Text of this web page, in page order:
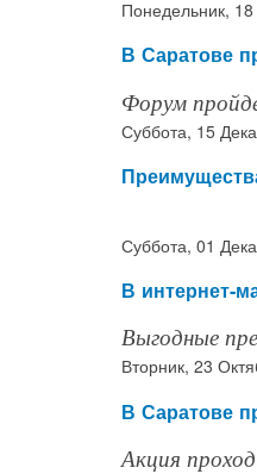
Понедельник,
В Саратове
Форум
Суббота, 15
Суббота, 01
В интернет-
Выгодные
Вторник, 23
В Саратове
Акция